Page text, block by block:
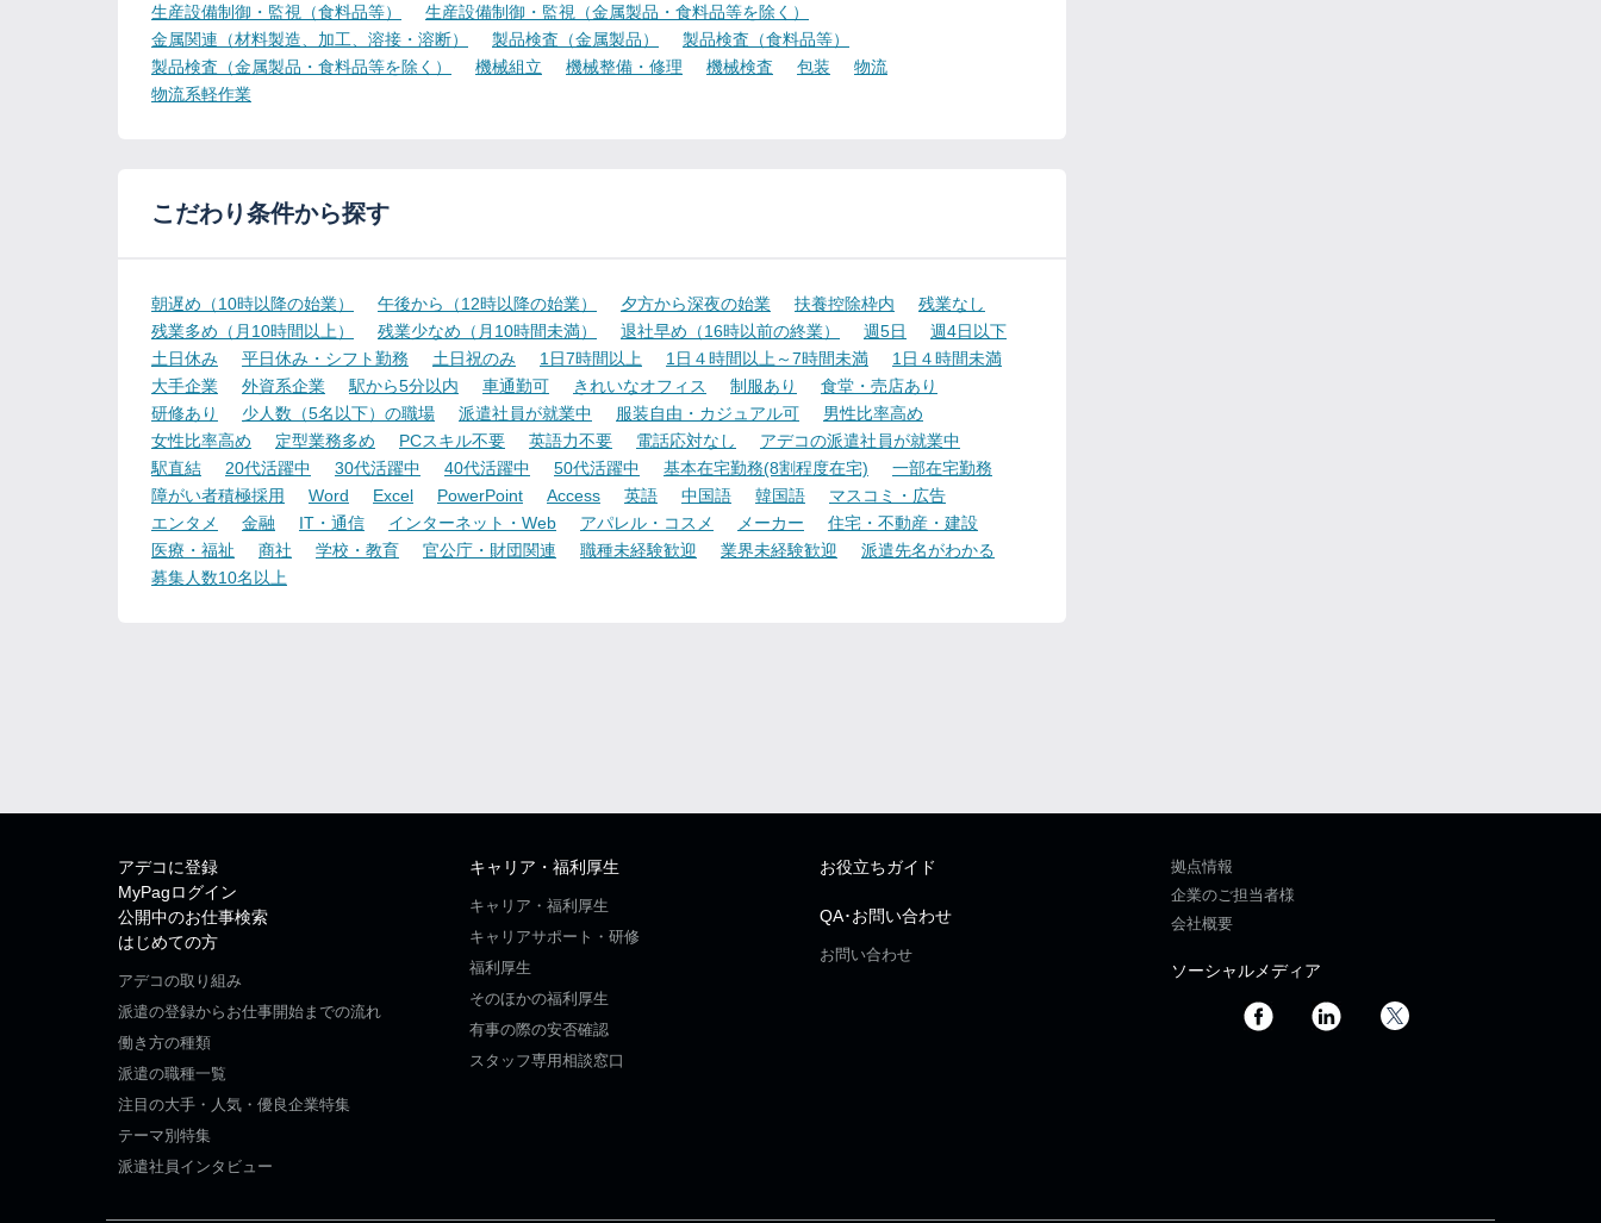
生産設備制御・監視（食料品等）
生産設備制御・監視（金属製品・食料品等を除く）
金属関連（材料製造、加工、溶接・溶断）
製品検査（金属製品）
製品検査（食料品等）
製品検査（金属製品・食料品等を除く）
機械組立 機械整備・修理 機械検査 包装
物流
物流系軽作業
こだわり条件から探す
朝遅め（10時以降の始業） 午後から（12時以降の始業） 夕方から深夜の始業 扶養控除枠内
残業なし
残業多め（月10時間以上）
残業少なめ（月10時間未満） 退社早め（16時以前の終業） 週5日
週4日以下
土日休み
平日休み・シフト勤務 土日祝のみ 1日7時間以上 1日４時間以上～7時間未満
1日４時間未満
大手企業
外資系企業 駅から5分以内 車通勤可 きれいなオフィス 制服あり
食堂・売店あり
研修あり
少人数（5名以下）の職場 派遣社員が就業中 服装自由・カジュアル可
男性比率高め
女性比率高め
定型業務多め PCスキル不要 英語力不要 電話応対なし
アデコの派遣社員が就業中
駅直結
20代活躍中 30代活躍中 40代活躍中 50代活躍中 基本在宅勤務(8割程度在宅)
一部在宅勤務
障がい者積極採用
Word Excel PowerPoint Access 英語 中国語 韓国語
マスコミ・広告
エンタメ
金融 IT・通信 インターネット・Web アパレル・コスメ メーカー
住宅・不動産・建設
医療・福祉
商社 学校・教育 官公庁・財団関連 職種未経験歓迎 業界未経験歓迎
派遣先名がわかる
募集人数10名以上
アデコに登録
MyPagログイン
公開中のお仕事検索
はじめての方
アデコの取り組み
派遣の登録からお仕事開始までの流れ
働き方の種類
派遣の職種一覧
注目の大手・人気・優良企業特集
テーマ別特集
派遣社員インタビュー
キャリア・福利厚生
キャリア・福利厚生
キャリアサポート・研修
福利厚生
そのほかの福利厚生
有事の際の安否確認
スタッフ専用相談窓口
お役立ちガイド
QA･お問い合わせ
お問い合わせ
拠点情報
企業のご担当者様
会社概要
ソーシャルメディア